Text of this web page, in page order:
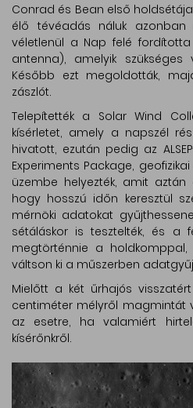
Conrad és Bean első
élő tévéadás náluk azonban
véletlenül a Nap felé
antenna), amelyik szükséges
Később ezt megoldották,
zászlót.
Telepítették a Solar Wind
kísérletet, amely a napszél
hivatott, ezután pedig az
Experiments Package,
üzembe helyezték, amit aztán
hogy hosszú időn keresztül
mérnöki adatokat
sétáláskor is tesztelték, és a
megtörténnie a
váltson ki a műszerben
Mielőtt a két űrhajós
centiméter mélyről magmintát
az esetre, ha valamiért
kísérőnkről.